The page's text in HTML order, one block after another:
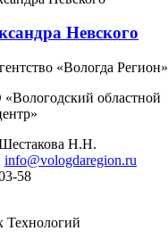
Невского
«Вологда Регион»
областной
Н.Н.
info@vologdaregion.ru
58
Технологий